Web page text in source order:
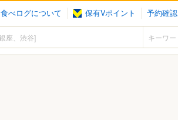
食べログについて 保有Vポイント 予約確認